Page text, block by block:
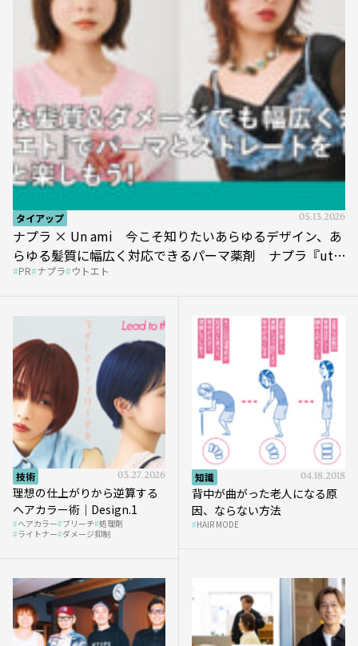
タイアップ 05.13.2026
ナプラ × Un ami 今こそ知りたいあらゆるデザイン、あ
らゆる髪質に幅広く対応できるパーマ薬剤 ナプラ『ut-
et』
PR ナプラ ウトエト
技術 03.27.2026
理想の仕上がりから逆算する
ヘアカラー術｜Design.1
ヘアカラー ブリーチ 処理剤
ライトナー ダメージ抑制
知識 04.18.2018
背中が曲がった老人になる原
因、ならない方法
HAIR MODE